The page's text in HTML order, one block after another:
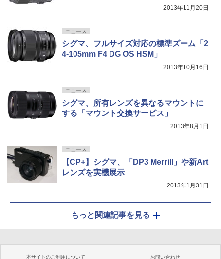
2013年11月20日
ニュース
シグマ、フルサイズ対応の標準ズーム「2
4-105mm F4 DG OS HSM」
2013年10月16日
ニュース
シグマ、所有レンズを異なるマウントに
する「マウント交換サービス」
2013年8月1日
ニュース
【CP+】シグマ、「DP3 Merrill」や新Art
レンズを実機展示
2013年1月31日
もっと関連記事を見る
本サイトのご利用について お問い合わせ